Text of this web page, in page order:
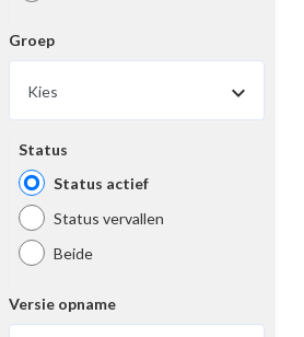
Groep
Kies
Status
Status actief
Status vervallen
Beide
Versie opname